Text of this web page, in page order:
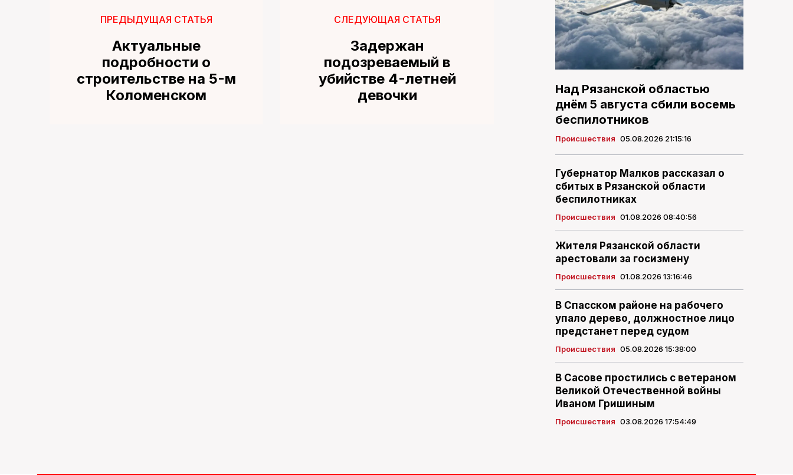
ПРЕДЫДУЩАЯ СТАТЬЯ
Актуальные
подробности о
строительстве на 5-м
Коломенском
СЛЕДУЮЩАЯ СТАТЬЯ
Задержан
подозреваемый в
убийстве 4-летней
девочки
Над Рязанской областью
днём 5 августа сбили восемь
беспилотников
Происшествия 05.08.2026 21:15:16
Губернатор Малков рассказал о
сбитых в Рязанской области
беспилотниках
Происшествия 01.08.2026 08:40:56
Жителя Рязанской области
арестовали за госизмену
Происшествия 01.08.2026 13:16:46
В Спасском районе на рабочего
упало дерево, должностное лицо
предстанет перед судом
Происшествия 05.08.2026 15:38:00
В Сасове простились с ветераном
Великой Отечественной войны
Иваном Гришиным
Происшествия 03.08.2026 17:54:49